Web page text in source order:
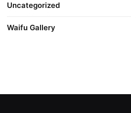
Uncategorized
Waifu Gallery